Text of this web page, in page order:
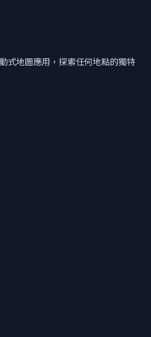
式地圖應用，探索任何地點的獨特